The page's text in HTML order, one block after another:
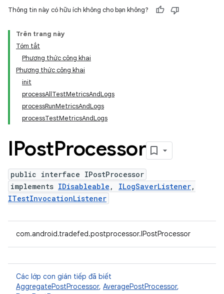
Thông tin này có hữu ích không cho bạn không?
Trên trang này
Tóm tắt
Phương thức công khai
Phương thức công khai
init
processAllTestMetricsAndLogs
processRunMetricsAndLogs
processTestMetricsAndLogs
IPostProcessor
public interface IPostProcessor
implements IDisableable , ILogSaverListener,
ITestInvocationListener
com.android.tradefed.postprocessor.IPostProcessor
Các lớp con gián tiếp đã biết
AggregatePostProcessor, AveragePostProcessor,